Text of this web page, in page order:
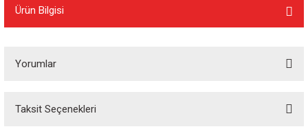
Ürün Bilgisi
Yorumlar
Taksit Seçenekleri